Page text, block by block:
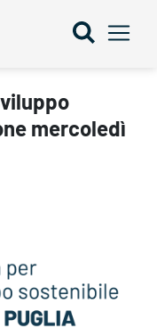
presentazione
mercoledì